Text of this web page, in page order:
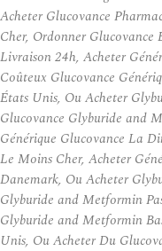
Acheter Glucovance
Cher, Ordonner
Livraison 24h, Acheter
Coûteux Glucovance
États Unis, Ou Acheter
Glucovance Glyburide and
Générique Glucovance La
Le Moins Cher, Acheter
Danemark, Ou Acheter
Glyburide and Metformin
Glyburide and Metformin
Unis, Ou Acheter Du